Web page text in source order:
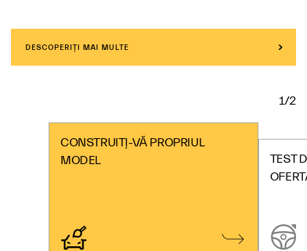
DESCOPERIȚI MAI MULTE
1/2
CONSTRUIȚI-VĂ PROPRIUL
MODEL
TEST